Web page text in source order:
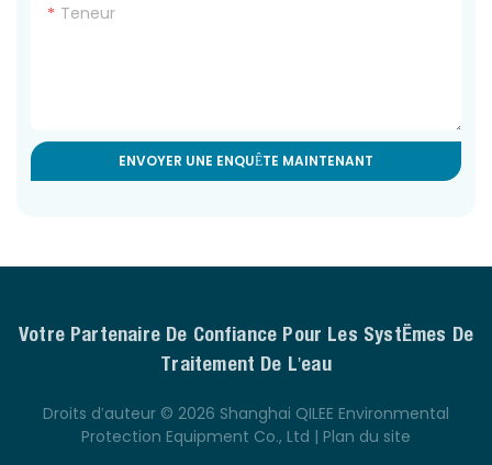
Teneur
ENVOYER UNE ENQUÊTE MAINTENANT
Votre Partenaire De Confiance Pour Les Systèmes De
Traitement De L'eau
Droits d'auteur © 2026 Shanghai QILEE Environmental
Protection Equipment Co., Ltd | Plan du site